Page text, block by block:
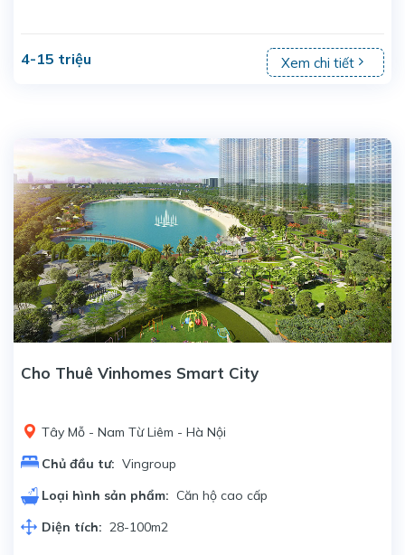
4-15 triệu Xem chi tiết
Cho Thuê Vinhomes Smart City
Tây Mỗ - Nam Từ Liêm - Hà Nội
Chủ đầu tư: Vingroup
Loại hình sản phẩm: Căn hộ cao cấp
Diện tích: 28-100m2